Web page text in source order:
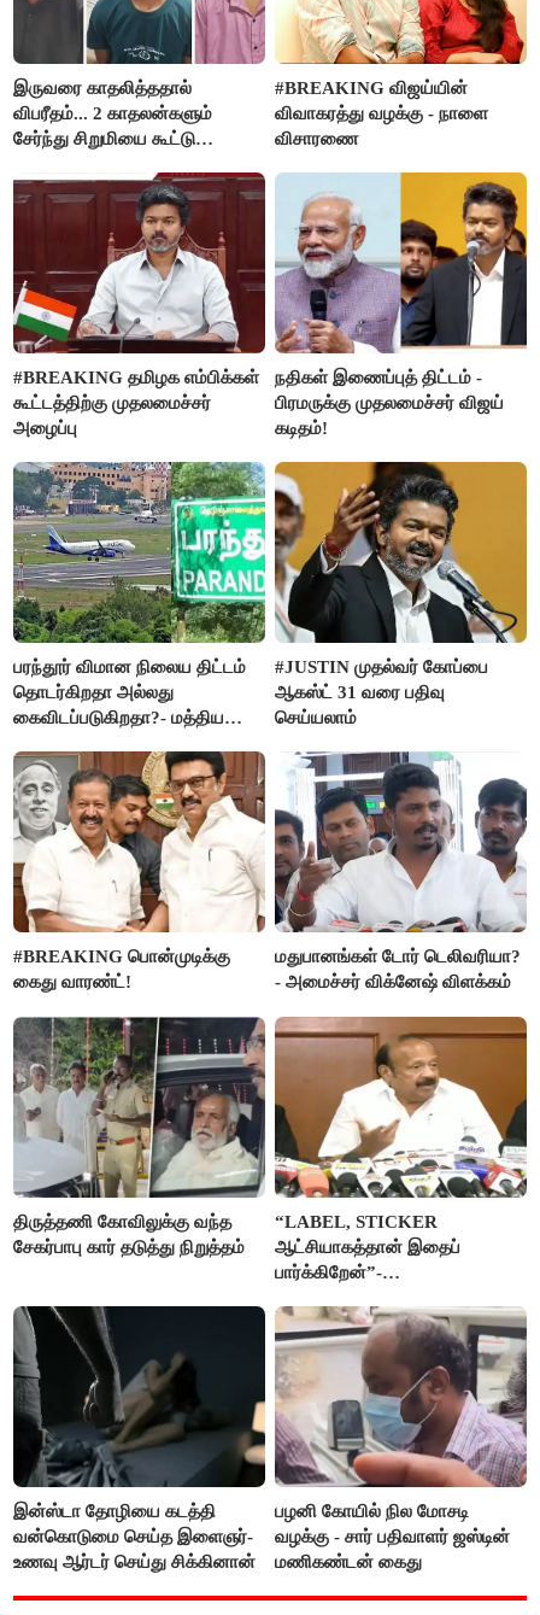
இருவரை காதலித்ததால்
விபரீதம்... 2 காதலன்களும்
சேர்ந்து சிறுமியை கூட்டு
செய்த கொடூரம்
#BREAKING விஜய்யின்
விவாகரத்து வழக்கு - நாளை
விசாரணை
#BREAKING தமிழக எம்பிக்கள்
கூட்டத்திற்கு முதலமைச்சர்
அழைப்பு
நதிகள் இணைப்புத் திட்டம் -
பிரமருக்கு முதலமைச்சர் விஜய்
கடிதம்!
பரந்தூர் விமான நிலைய திட்டம்
தொடர்கிறதா அல்லது
கைவிடப்படுகிறதா?- மத்திய
#JUSTIN முதல்வர் கோப்பை
ஆகஸ்ட் 31 வரை பதிவு
செய்யலாம்
#BREAKING பொன்முடிக்கு
கைது வாரண்ட்!
மதுபானங்கள் டோர் டெலிவரியா?
- அமைச்சர் விக்னேஷ் விளக்கம்
திருத்தணி கோவிலுக்கு வந்த
சேகர்பாபு கார் தடுத்து நிறுத்தம்
“LABEL, STICKER
ஆட்சியாகத்தான் இதைப்
பார்க்கிறேன்”-
இன்ஸ்டா தோழியை கடத்தி
வன்கொடுமை செய்த இளைஞர்-
உணவு ஆர்டர் செய்து சிக்கினான்
பழனி கோயில் நில மோசடி
வழக்கு - சார் பதிவாளர் ஜஸ்டின்
மணிகண்டன் கைது